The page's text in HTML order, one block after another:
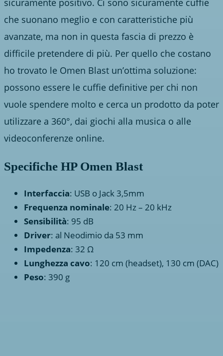
che suonano meglio e con caratteristiche più
avanzate, ma non in questa fascia di prezzo è
difficile pretendere di più. Per quello che costano
ho trovato le Omen Blast un’ottima soluzione:
possono essere le cuffie definitive per chi non
vuole spendere molto e cerca un prodotto da poter
utilizzare a 360°, dai giochi alla musica o alle
videoconferenze online.
Specifiche HP Omen Blast
Interfaccia: USB o Jack 3,5mm
Frequenza nominale: 20 Hz – 20 kHz
Sensibilità: 95 dB
Driver: al Neodimio da 53 mm
Impedenza: 32 Ω
Lunghezza cavo: 120 cm (headset), 130 cm (DAC)
Peso: 390 g